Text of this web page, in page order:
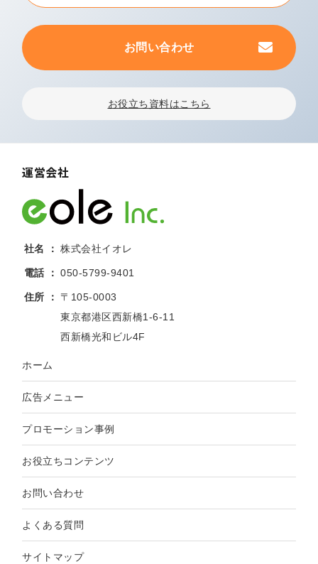
お問い合わせ
お役立ち資料はこちら
運営会社
社名 株式会社イオレ
電話 050-5799-9401
住所
〒105-0003
東京都港区西新橋1-6-11
西新橋光和ビル4F
ホーム
広告メニュー
プロモーション事例
お役立ちコンテンツ
お問い合わせ
よくある質問
サイトマップ